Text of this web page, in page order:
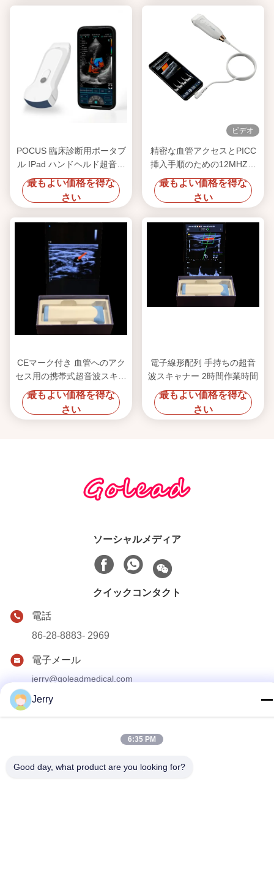
超音波プローブ
POCUS 臨床診断用ポータブ
ル IPad ハンドヘルド超音波
スキャナー
最もよい価格を得な
さい
ビデオ
精密な血管アクセスとPICC
挿入手順のための12MHZ高
周波線形探査機を持つハンド
ヘルド超音波スキャナー
最もよい価格を得な
さい
CEマーク付き 血管へのアク
セス用の携帯式超音波スキャ
ナー
最もよい価格を得な
さい
電子線形配列 手持ちの超音
波スキャナー 2時間作業時間
最もよい価格を得な
さい
ソーシャルメディア
クイックコンタクト
電話
86-28-8883- 2969
電子メール
jerry@goleadmedical.com
住所
中国（四川）の自由貿易地域、成都、中国。
プライバシー規約 |
Jerry
6:35 PM
Good day, what product are you looking for?